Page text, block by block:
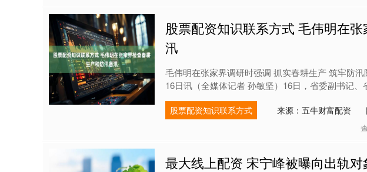
股票配资知识联系方式 毛伟明在
汛
毛伟明在张家界调研时强调 抓实春耕生产 筑牢防
16日讯（全媒体记者 孙敏坚）16日，省委副书记
股票配资知识联系方式 来源：五牛财富配资
最大线上配资 宋宁峰被曝向出轨